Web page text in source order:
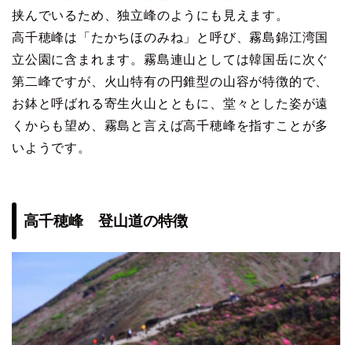
挟んでいるため、独立峰のようにも見えます。
高千穂峰は「たかちほのみね」と呼び、霧島錦江湾国
立公園に含まれます。霧島連山としては韓国岳に次ぐ
第二峰ですが、火山特有の円錐型の山容が特徴的で、
お鉢と呼ばれる寄生火山とともに、堂々とした姿が遠
くからも望め、霧島と言えば高千穂峰を指すことが多
いようです。
高千穂峰 登山道の特徴